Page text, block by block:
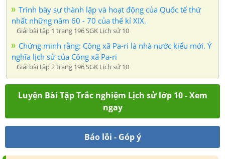
Trình bày sự thành lập và hoạt động của Quốc tế thứ
nhất những năm 60 - 70 của thế kỉ XIX.
Giải bài tập 1 trang 196 SGK Lịch sử 10
Chứng minh rằng: Công xã Pa-ri là nhà nước kiểu mới. Ý
nghĩa lịch sử của Công xã Pa-ri
Giải bài tập 2 trang 196 SGK Lịch sử 10
Luyện Bài Tập Trắc nghiệm Lịch sử lớp 10 - Xem
ngay
Báo lỗi - Góp ý